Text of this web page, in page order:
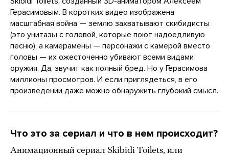
Герасимовым. В коротких видео изображена
масштабная война — землю захватывают скибидисты
(это унитазы с головой, которые поют надоедливую
песню), а камерамены — персонажи с камерой вместо
головы — их ожесточенно убивают всеми видами
оружия. Да, звучит как полный бред. Но у Герасимова
миллионы просмотров. И если приглядеться, в его
произведении даже можно обнаружить глубокий смысл.
Что это за сериал и что в нем происходит?
Анимационный сериал Skibidi Toilets, или